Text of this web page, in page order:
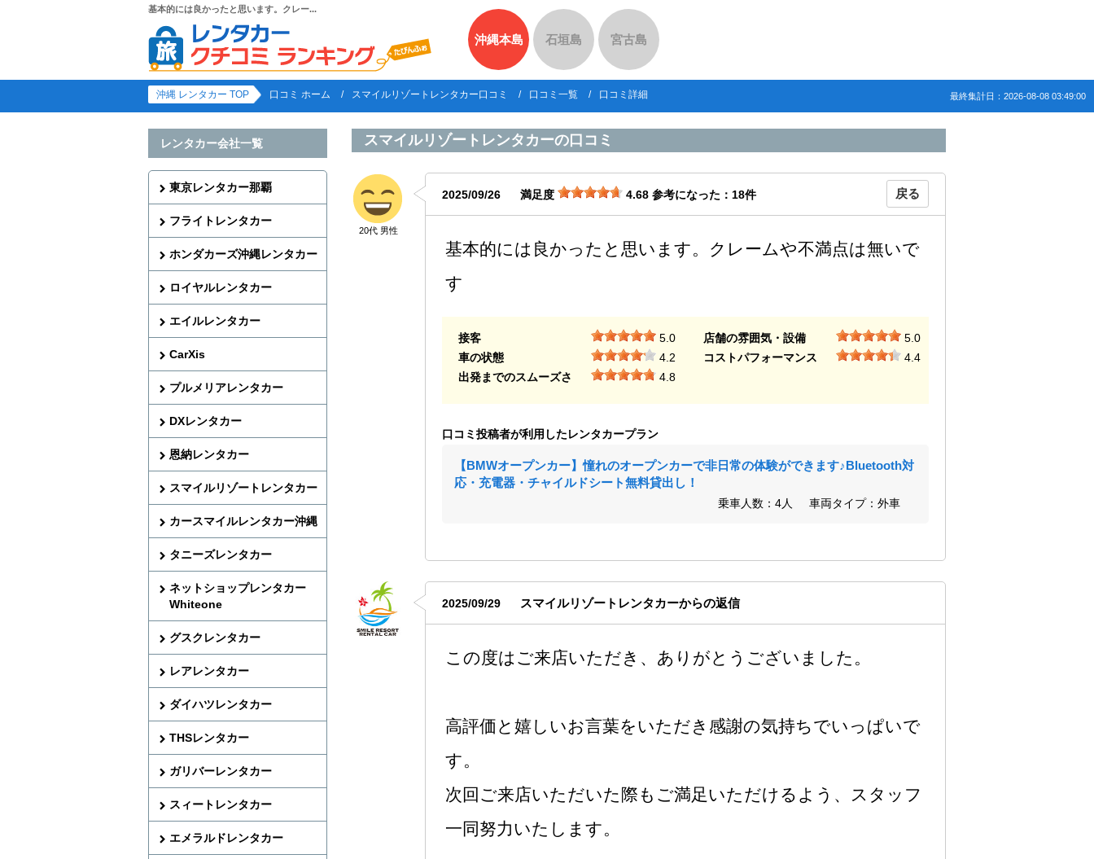
基本的には良かったと思います。クレー...
沖縄本島 石垣島 宮古島
最終集計日：2026-08-08 03:49:00
沖縄 レンタカー TOP 口コミ ホーム スマイルリゾートレンタカー口コミ 口コミ一覧 口コミ詳細
スマイルリゾートレンタカーの口コミ
20代 男性
2025/09/26 満足度 4.68 参考になった： 18件 戻る
基本的には良かったと思います。クレームや不満点は無いで
す
接客 5.0 店舗の雰囲気・設備
5.0
車の状態
4.2 コストパフォーマンス
4.4
出発までのスムーズさ
4.8
口コミ投稿者が利用したレンタカープラン
【BMWオープンカー】憧れのオープンカーで非日常の体験ができます♪Bluetooth対
応・充電器・チャイルドシート無料貸出し！
車両タイプ：外車
乗車人数：4人
2025/09/29 スマイルリゾートレンタカーからの返信
この度はご来店いただき、ありがとうございました。
高評価と嬉しいお言葉をいただき感謝の気持ちでいっぱいで
す。
次回ご来店いただいた際もご満足いただけるよう、スタッフ
一同努力いたします。
レンタカー会社一覧
東京レンタカー那覇
フライトレンタカー
ホンダカーズ沖縄レンタカー
ロイヤルレンタカー
エイルレンタカー
CarXis
プルメリアレンタカー
DXレンタカー
恩納レンタカー
スマイルリゾートレンタカー
カースマイルレンタカー沖縄
タニーズレンタカー
ネットショップレンタカー
Whiteone
グスクレンタカー
レアレンタカー
ダイハツレンタカー
THSレンタカー
ガリバーレンタカー
スィートレンタカー
エメラルドレンタカー